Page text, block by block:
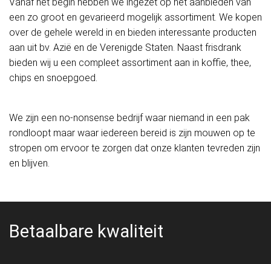
een zo groot en gevarieerd mogelijk assortiment. We kopen
over de gehele wereld in en bieden interessante producten
aan uit bv. Azië en de Verenigde Staten. Naast frisdrank
bieden wij u een compleet assortiment aan in koffie, thee,
chips en snoepgoed.
We zijn een no-nonsense bedrijf waar niemand in een pak
rondloopt maar waar iedereen bereid is zijn mouwen op te
stropen om ervoor te zorgen dat onze klanten tevreden zijn
en blijven.
Betaalbare kwaliteit